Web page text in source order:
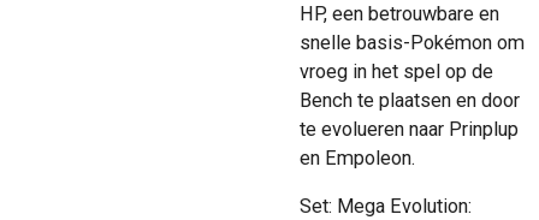
HP, een betrouwbare en
snelle basis-Pokémon om
vroeg in het spel op de
Bench te plaatsen en door
te evolueren naar Prinplup
en Empoleon.
Set: Mega Evolution: